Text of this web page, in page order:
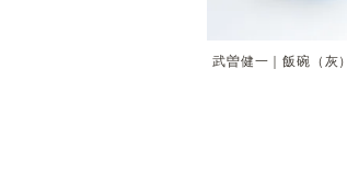
武曽健一｜飯碗（灰）